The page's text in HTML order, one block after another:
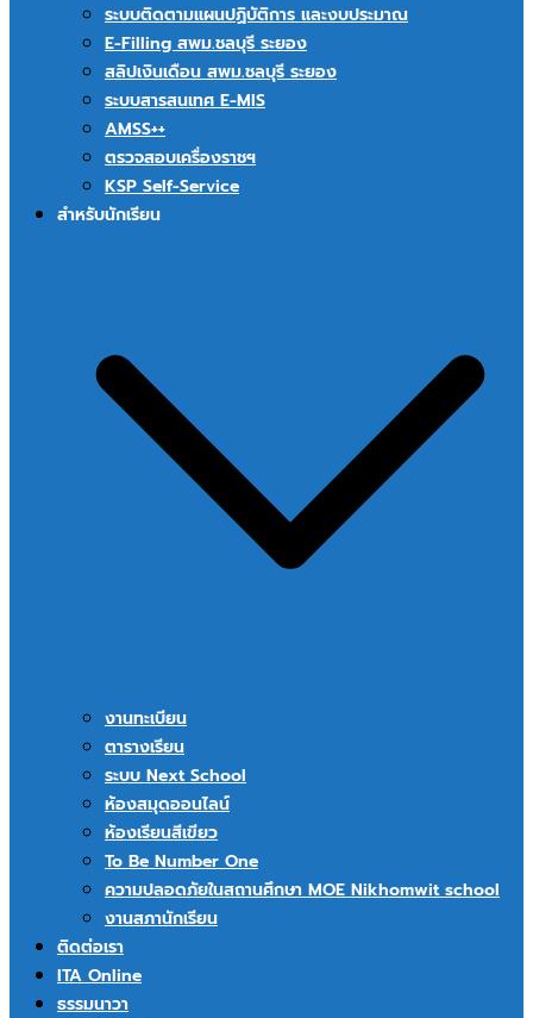
ระบบติดตามแผนปฏิบัติการ และงบประมาณ
E-Filling สพม.ชลบุรี ระยอง
สลิปเงินเดือน สพม.ชลบุรี ระยอง
ระบบสารสนเทศ E-MIS
AMSS++
ตรวจสอบเครื่องราชฯ
KSP Self-Service
สำหรับนักเรียน
งานทะเบียน
ตารางเรียน
ระบบ Next School
ห้องสมุดออนไลน์
ห้องเรียนสีเขียว
To Be Number One
ความปลอดภัยในสถานศึกษา MOE Nikhomwit school
งานสภานักเรียน
ติดต่อเรา
ITA Online
ธรรมนาวา